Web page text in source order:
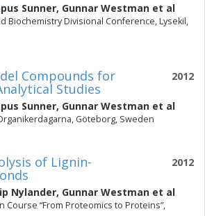
Sunner, Gunnar Westman et al
Biochemistry Divisional Conference, Lysekil,
2012
Compounds for
Studies
Sunner, Gunnar Westman et al
Göteborg, Sweden
2012
of Lignin-
Nylander, Gunnar Westman et al
Course “From Proteomics to Proteins”,